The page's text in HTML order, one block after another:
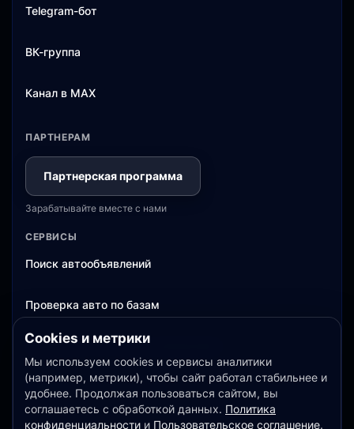
Telegram-бот
ВК-группа
Канал в MAX
ПАРТНЕРАМ
Партнерская программа
Зарабатывайте вместе с нами
СЕРВИСЫ
Поиск автообъявлений
Проверка авто по базам
Оценка авто и история объявлений
Тарифы
Cookies и метрики
Мы используем cookies и сервисы аналитики
(например, метрики), чтобы сайт работал стабильнее и
удобнее. Продолжая пользоваться сайтом, вы
соглашаетесь с обработкой данных. Политика
конфиденциальности и Пользовательское соглашение.